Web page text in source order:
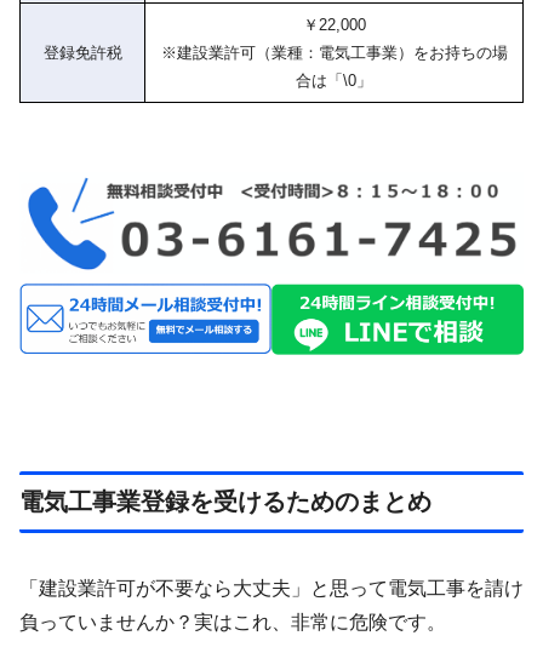
登録免許税
￥22,000
※建設業許可（業種：電気工事業）をお持ちの場
合は「\0」
電気工事業登録を受けるためのまとめ
「建設業許可が不要なら大丈夫」と思って電気工事を請け
負っていませんか？実はこれ、非常に危険です。